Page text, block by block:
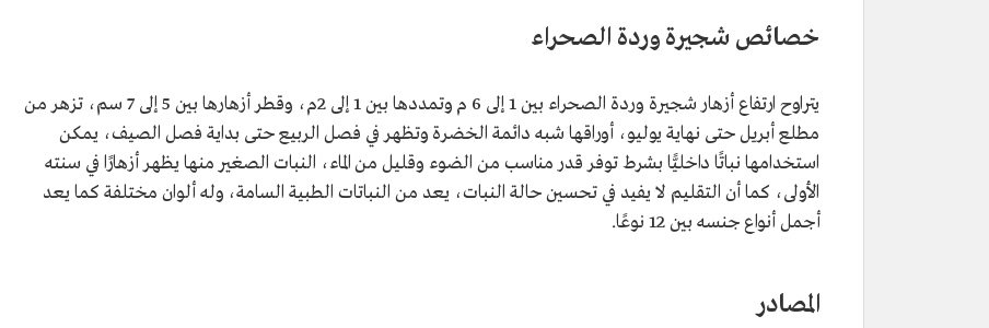
خصائص شجيرة وردة الصحراء
يتراوح ارتفاع أزهار شجيرة وردة الصحراء بين 1 إلى 6 م وتمددها بين 1 إلى 2م، وقطر أزهارها بين 5 إلى 7 سم، تزهر من
مطلع أبريل حتى نهاية يوليو، أوراقها شبه دائمة الخضرة وتظهر في فصل الربيع حتى بداية فصل الصيف، يمكن
استخدامها نباتًا داخليًّا بشرط توفر قدر مناسب من الضوء وقليل من الماء، النبات الصغير منها يظهر أزهارًا في سنته
الأولى، كما أن التقليم لا يفيد في تحسين حالة النبات، يعد من النباتات الطبية السامة، وله ألوان مختلفة كما يعد
أجمل أنواع جنسه بين 12 نوعًا.
المصادر